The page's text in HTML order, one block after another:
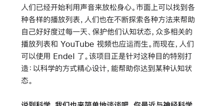
人们已经开始利用声音来放松身心。市面上可以找到各
种各样的播放列表，人们也在不断探索各种方法来帮助
自己好好度过每一天、保护他们认知状态，众多相关的
播放列表和 YouTube 视频也应运而生。而现在，人们
可以使用 Endel 了。该项目正是针对这种目的特别打
造：以科学的方式精心设计，能帮助你达到某种认知状
态。